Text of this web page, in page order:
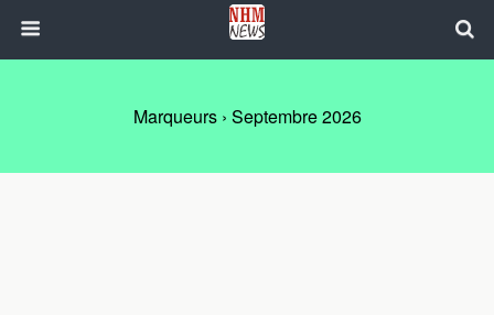
Marqueurs › Septembre 2026